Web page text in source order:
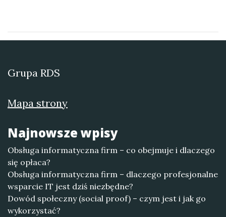
Grupa RDS
Mapa strony
Najnowsze wpisy
Obsługa informatyczna firm – co obejmuje i dlaczego
się opłaca?
Obsługa informatyczna firm – dlaczego profesjonalne
wsparcie IT jest dziś niezbędne?
Dowód społeczny (social proof) – czym jest i jak go
wykorzystać?